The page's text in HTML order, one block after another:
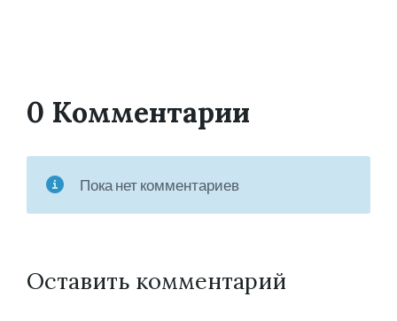
0 Комментарии
Пока нет комментариев
Оставить комментарий